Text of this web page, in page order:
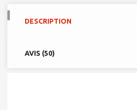
DESCRIPTION
AVIS (50)